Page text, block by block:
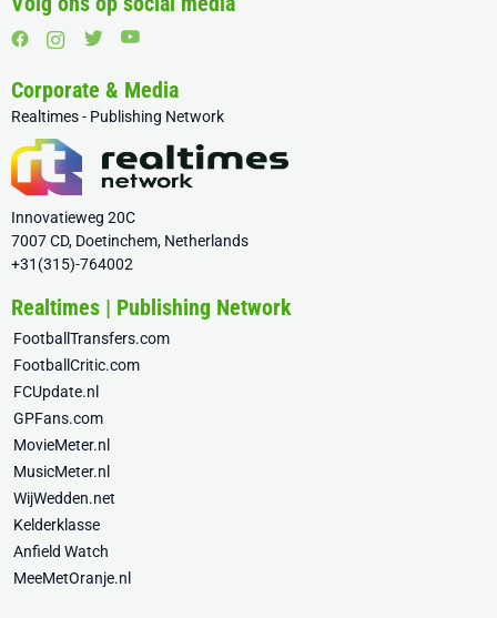
Corporate & Media
Realtimes - Publishing Network
Innovatieweg 20C
7007 CD, Doetinchem, Netherlands
+31(315)-764002
Realtimes | Publishing Network
FootballTransfers.com
FootballCritic.com
FCUpdate.nl
GPFans.com
MovieMeter.nl
MusicMeter.nl
WijWedden.net
Kelderklasse
Anfield Watch
MeeMetOranje.nl